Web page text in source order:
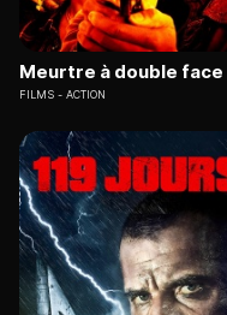
Meurtre à double face
FILMS ACTION